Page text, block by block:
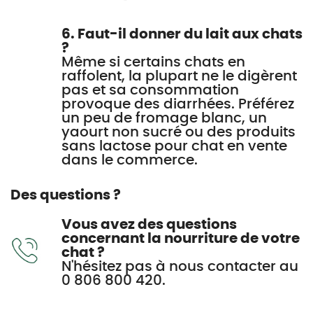
6. Faut-il donner du lait aux chats
?
Même si certains chats en
raffolent, la plupart ne le digèrent
pas et sa consommation
provoque des diarrhées. Préférez
un peu de fromage blanc, un
yaourt non sucré ou des produits
sans lactose pour chat en vente
dans le commerce.
Des questions ?
Vous avez des questions
concernant la nourriture de votre
chat ?
N'hésitez pas à nous contacter au
0 806 800 420.